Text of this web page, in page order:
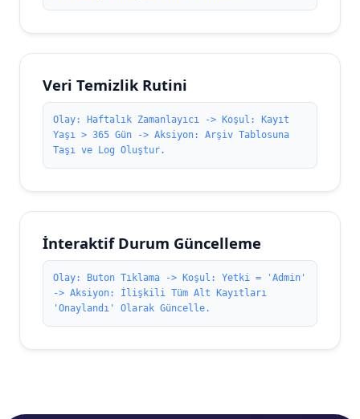
Veri Temizlik Rutini
Olay: Haftalık Zamanlayıcı -> Koşul: Kayıt
Yaşı > 365 Gün -> Aksiyon: Arşiv Tablosuna
Taşı ve Log Oluştur.
İnteraktif Durum Güncelleme
Olay: Buton Tıklama -> Koşul: Yetki = 'Admin'
-> Aksiyon: İlişkili Tüm Alt Kayıtları
'Onaylandı' Olarak Güncelle.